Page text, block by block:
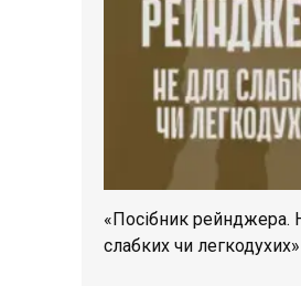
«Посібник рейнджера.
слабких чи легкодухих»